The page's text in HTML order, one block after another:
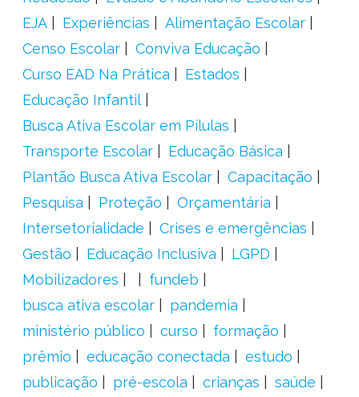
EJA
Experiências
Alimentação Escolar
Censo Escolar
Conviva Educação
Curso EAD Na Prática
Estados
Educação Infantil
Busca Ativa Escolar em Pílulas
Transporte Escolar
Educação Básica
Plantão Busca Ativa Escolar
Capacitação
Pesquisa
Proteção
Orçamentária
Intersetorialidade
Crises e emergências
Gestão
Educação Inclusiva
LGPD
Mobilizadores
fundeb
busca ativa escolar
pandemia
ministério público
curso
formação
prêmio
educação conectada
estudo
publicação
pré-escola crianças
saúde